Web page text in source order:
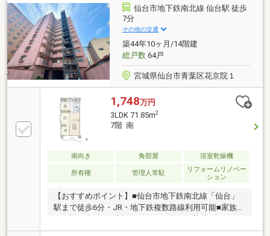
イレ交換・洗面化粧台交換・建具交換・フローリング
張替・クロス貼替 他▼LINEでも見学予約・詳細資料
のご案内が可能です！ID:@e-concept_1
仙台市地下鉄南北線 仙台駅 徒歩
7分
その他の交通
築44年10ヶ月/14階建
総戸数64戸
宮城県仙台市青葉区花京院１
1,748万円
3LDK 71.85m2
7階 南
南向き 角部屋 浴室乾燥機
所有権 管理人常駐
リフォームリノベー
ション
【おすすめポイント】■仙台市地下鉄南北線「仙台」
駅まで徒歩6分・JR・地下鉄複数路線利用可能■家族と
の会話も楽しめる対面キッチン■天気や花粉を気にせ
ず洗濯できる浴室乾燥機付■リビングと隣の洋室を繋